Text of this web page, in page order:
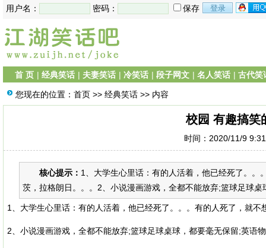
用户名： 密码： 保存
首 页 | 经典笑话 | 夫妻笑话 | 冷笑话 | 段子网文 | 名人笑话 | 古代笑
您现在的位置： 首页 >> 经典笑话 >> 内容
校园 有趣搞笑
时间：2020/11/9
核心提示： 1、大学生心里话：有的人活着，他已经死了。
茨，拉格朗日。。。2、小说漫画游戏，全都不能放弃;篮球足球
1、大学生心里话：有的人活着，他已经死了。。。有的人死了，就
2、小说漫画游戏，全都不能放弃;篮球足球桌球，都要毫无保留;英语